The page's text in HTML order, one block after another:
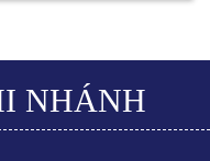
NHÁNH